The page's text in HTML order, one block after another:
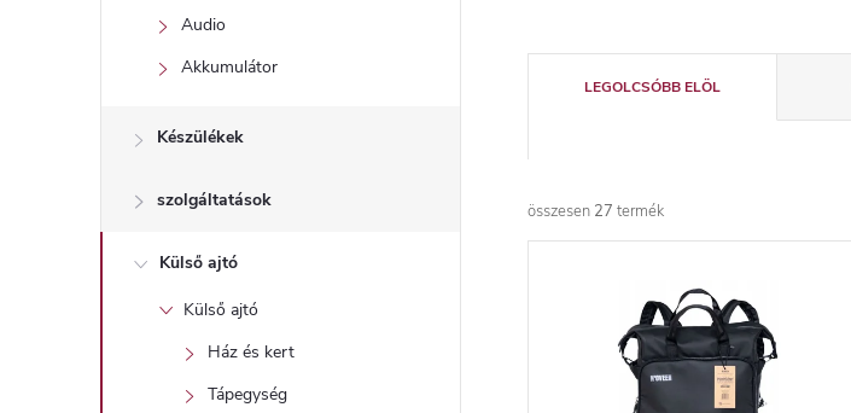
Audio
Akkumulátor
Készülékek
szolgáltatások
Külső ajtó
Külső ajtó
Ház és kert
Tápegység
e
r
m
LEGOLCSÓBB ELÖL
összesen 27 termék